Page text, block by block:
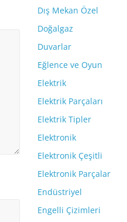
Dış Mekan Özel
Doğalgaz
Duvarlar
Eğlence ve Oyun
Elektrik
Elektrik Parçaları
Elektrik Tipler
Elektronik
Elektronik Çeşitli
Elektronik Parçalar
Endüstriyel
Engelli Çizimleri